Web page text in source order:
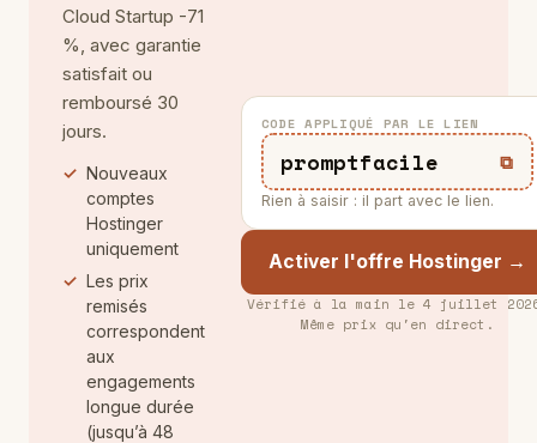
Cloud Startup -71
%, avec garantie
satisfait ou
remboursé 30
jours.
Nouveaux
comptes
Hostinger
uniquement
Les prix
remisés
correspondent
aux
engagements
longue durée
(jusqu’à 48
CODE APPLIQUÉ PAR LE LIEN
promptfacile ⧉
Rien à saisir : il part avec le lien.
Activer l'offre Hostinger →
Vérifié à la main le 4 juillet
Même prix qu'en direct.